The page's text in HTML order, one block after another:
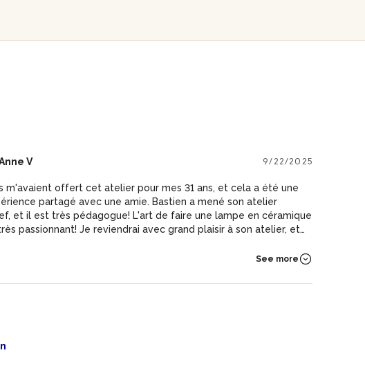
V 9/22/2025
m'avaient offert cet atelier pour mes 31 ans, et cela a été une
partagé avec une amie. Bastien a mené son atelier
et il est très pédagogue! L'art de faire une lampe en céramique
passionnant! Je reviendrai avec grand plaisir à son atelier, et
See more